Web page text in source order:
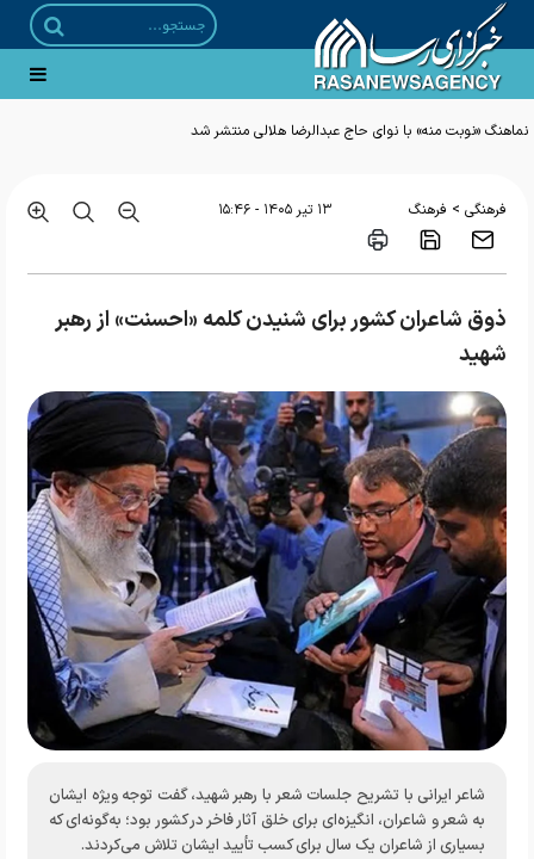
نماهنگ «نوبت منه» با نوای حاج عبدالرضا هلالی منتشر شد
فرهنگی > فرهنگ ۱۳ تير ۱۴۰۵ - ۱۵:۴۶
ذوق شاعران کشور برای شنیدن کلمه «احسنت» از رهبر
شهید
شاعر ایرانی با تشریح جلسات شعر با رهبر شهید، گفت توجه ویژه ایشان
به شعر و شاعران، انگیزه‌ای برای خلق آثار فاخر در کشور بود؛ به‌گونه‌ای که
بسیاری از شاعران یک سال برای کسب تأیید ایشان تلاش می‌کردند.